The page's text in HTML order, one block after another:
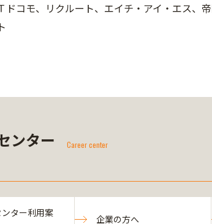
ドコモ、リクルート、エイチ・アイ・エス、
ンター Career center
ター利用案
企業の方へ